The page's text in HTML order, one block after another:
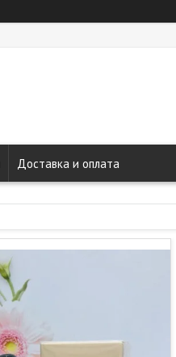
Доставка и оплата